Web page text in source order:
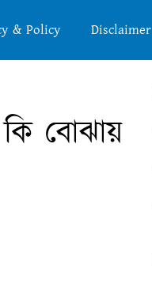
& Policy Disclaimer
কি বোঝায়